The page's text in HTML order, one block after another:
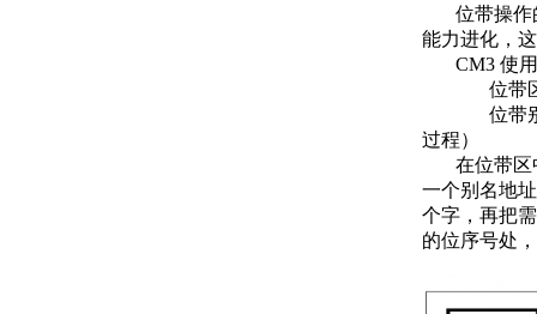
位带操作的
能力进化，
CM3 使用
位带区：
位带别名
过程）
在位带区
一个别名地
个字，再把
的位序号处